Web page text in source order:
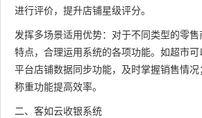
进行评价，提升店铺星级评分。
发挥多场景适用优势：对于不同类型的零
特点，合理运用系统的各项功能。如超市
平台店铺数据同步功能，及时掌握销售情
称重功能提高效率。
二、客如云收银系统